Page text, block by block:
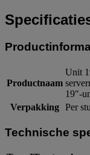
Productnaam
Unit
19"-
Verpakking Per
Technische